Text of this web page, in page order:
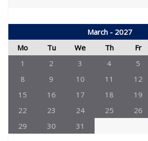
March - 2027
Mo
Tu We Th Fr
1
2 3 4 5
8
9 10 11 12
15
16 17 18 19
22
23 24 25 26
29
30 31